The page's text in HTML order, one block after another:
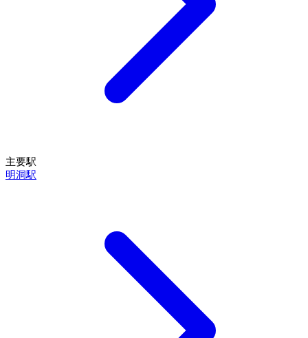
主要駅
明洞駅